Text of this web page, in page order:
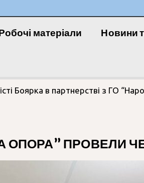
матеріали Новини
Боярка в партнерстві з ГО
ОПОРА” ПРОВЕЛИ